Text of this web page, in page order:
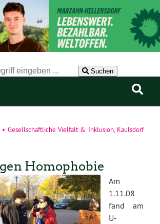
Suchen
• Gesellschaftliche Vielfalt & Inklusion, Kaulsdorf
Homophobie
Am
1.11.08
fand am
U-